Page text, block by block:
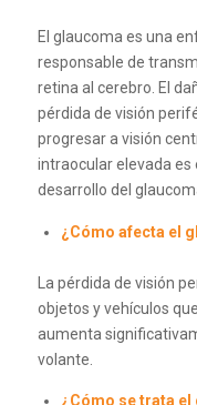
El glaucoma es una
responsable de
retina al cerebro. El
pérdida de visión
progresar a visión
intraocular elevada es
desarrollo del
¿Cómo afecta el
La pérdida de visión
objetos y vehículos
aumenta
volante.
¿Cómo se trata el